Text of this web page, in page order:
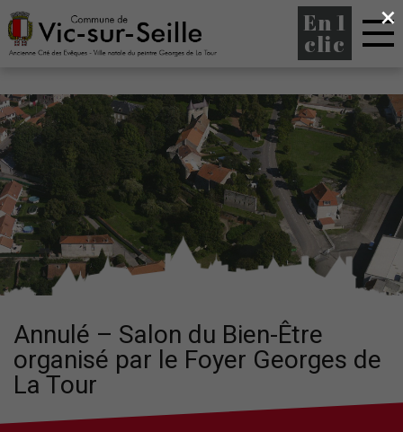
En 1
clic
Annulé – Salon du Bien-Être
organisé par le Foyer Georges de
La Tour
×